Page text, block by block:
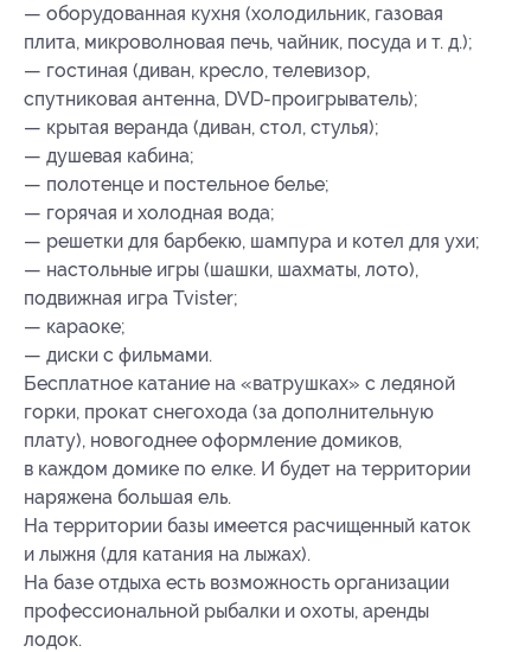
— оборудованная кухня (холодильник, газовая
плита, микроволновая печь, чайник, посуда и т. д.);
— гостиная (диван, кресло, телевизор,
спутниковая антенна, DVD-проигрыватель);
— крытая веранда (диван, стол, стулья);
— душевая кабина;
— полотенце и постельное белье;
— горячая и холодная вода;
— решетки для барбекю, шампура и котел для ухи;
— настольные игры (шашки, шахматы, лото),
подвижная игра Tvister;
— караоке;
— диски с фильмами.
Бесплатное катание на «ватрушках» с ледяной
горки, прокат снегохода (за дополнительную
плату), новогоднее оформление домиков,
в каждом домике по елке. И будет на территории
наряжена большая ель.
На территории базы имеется расчищенный каток
и лыжня (для катания на лыжах).
На базе отдыха есть возможность организации
профессиональной рыбалки и охоты, аренды
лодок.